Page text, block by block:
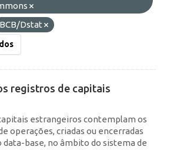
BCB/Dstat
registros de capitais
estrangeiros contemplam os
operações, criadas ou encerradas
data-base, no âmbito do sistema de